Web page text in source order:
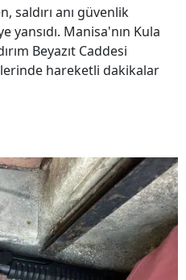
saldırı anı güvenlik
yansıdı. Manisa'nın Kula
Beyazıt Caddesi
hareketli dakikalar